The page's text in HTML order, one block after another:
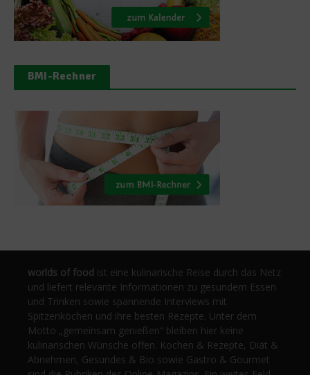
BMI-Rechner
worlds of food ist eine kulinarische Reise durch das Netz
und liefert relevante Informationen zu gesundem Essen
und Trinken sowie spannende Interviews mit
Spitzenköchen und ihre besten Rezepte. Unter dem
Motto „gemeinsam genießen“ bleiben hier keine
kulinarischen Wünsche offen. Kochen & Rezepte, Diät &
Abnehmen, Gesundes & Bio sowie Gastro & Gourmet